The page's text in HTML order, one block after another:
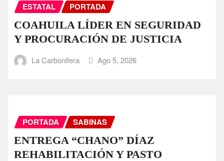
ESTATAL PORTADA
COAHUILA LÍDER EN SEGURIDAD
Y PROCURACIÓN DE JUSTICIA
La Carbonifera Ago 5, 2026
PORTADA SABINAS
ENTREGA “CHANO” DÍAZ
REHABILITACIÓN Y PASTO